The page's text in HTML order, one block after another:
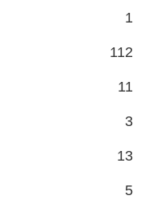
1
112
11
3
13
5